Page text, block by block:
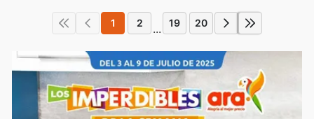
1 2 ... 19 20